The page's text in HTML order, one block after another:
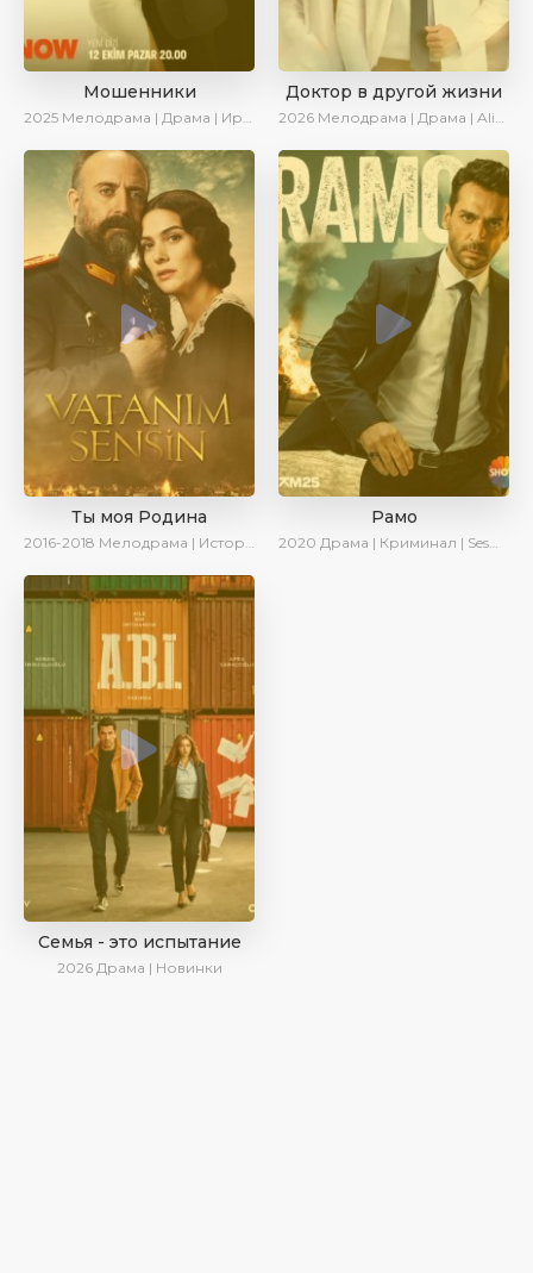
Мошенники
2025 Мелодрама | Драма | Ирина Котова | AlisaDirilis | Новинки | Сериалы 2025
Доктор в другой жизни
2026 Мелодрама | Драма | AlisaDirilis | Новинки
Ты моя Родина
2016-2018 Мелодрама | Исторический | Военный | Turok1990
Рамо
2020 Драма | Криминал | SesDizi | Ирина Котова
Семья - это испытание
2026 Драма | Новинки